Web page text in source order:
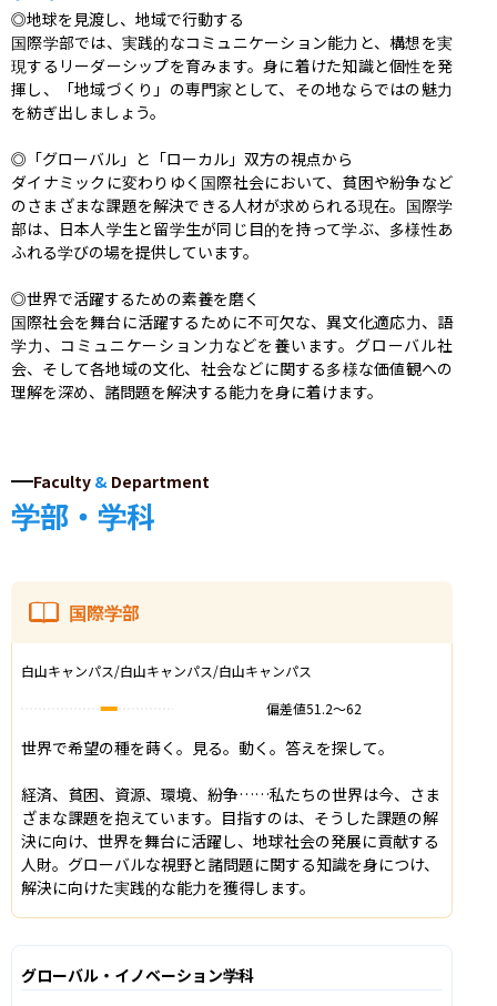
◎地球を見渡し、地域で行動する
国際学部では、実践的なコミュニケーション能力と、構想を実
現するリーダーシップを育みます。身に着けた知識と個性を発
揮し、「地域づくり」の専門家として、その地ならではの魅力
を紡ぎ出しましょう。
◎「グローバル」と「ローカル」双方の視点から
ダイナミックに変わりゆく国際社会において、貧困や紛争など
のさまざまな課題を解決できる人材が求められる現在。国際学
部は、日本人学生と留学生が同じ目的を持って学ぶ、多様性あ
ふれる学びの場を提供しています。
◎世界で活躍するための素養を磨く
国際社会を舞台に活躍するために不可欠な、異文化適応力、語
学力、コミュニケーション力などを養います。グローバル社
会、そして各地域の文化、社会などに関する多様な価値観への
Faculty & Department
学部・学科
国際学部
白山キャンパス/白山キャンパス/白山キャンパス
偏差値51.2〜62
世界で希望の種を蒔く。見る。動く。答えを探して。
経済、貧困、資源、環境、紛争……私たちの世界は今、さま
ざまな課題を抱えています。目指すのは、そうした課題の解
決に向け、世界を舞台に活躍し、地球社会の発展に貢献する
人財。グローバルな視野と諸問題に関する知識を身につけ、
解決に向けた実践的な能力を獲得します。
グローバル・イノベーション学科